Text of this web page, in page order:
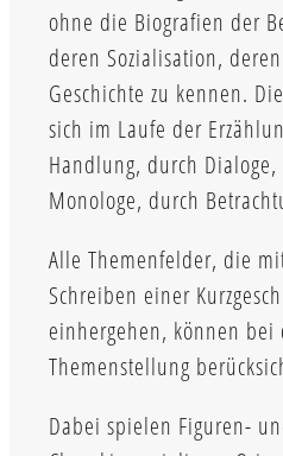
ohne die Biografien der
deren Sozialisation,
Geschichte zu kennen.
sich im Laufe der
Handlung, durch
Monologe, durch
Alle Themenfelder, die
Schreiben einer
einhergehen, können bei
Themenstellung
Dabei spielen Figuren-